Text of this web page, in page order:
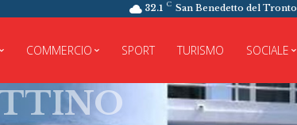
32.1 C San Benedetto del Tronto
COMMERCIO SPORT TURISMO SOCIALE